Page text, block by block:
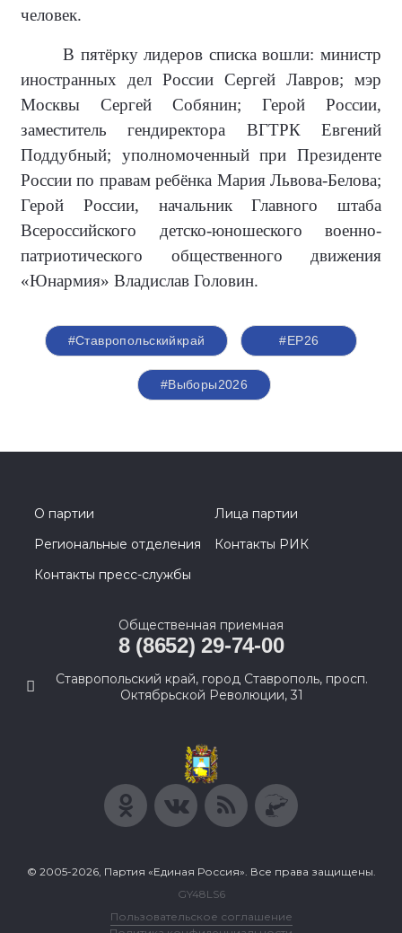
человек.
В пятёрку лидеров списка вошли: министр
иностранных дел России Сергей Лавров; мэр
Москвы Сергей Собянин; Герой России,
заместитель гендиректора ВГТРК Евгений
Поддубный; уполномоченный при Президенте
России по правам ребёнка Мария Львова-Белова;
Герой России, начальник Главного штаба
Всероссийского детско-юношеского военно-
патриотического общественного движения
«Юнармия» Владислав Головин.
#Ставропольскийкрай #ЕР26
#Выборы2026
О партии
Лица партии
Региональные отделения
Контакты РИК
Контакты пресс-службы
Общественная приемная
8 (8652) 29-74-00
Ставропольский край, город Ставрополь, просп.
Октябрьской Революции, 31
© 2005-2026, Партия «Единая Россия». Все права защищены.
GY48LS6
Пользовательское соглашение